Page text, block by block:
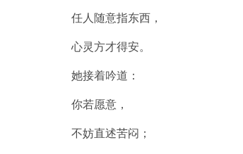
任人随意指东西，
心灵方才得安。
她接着吟道：
你若愿意，
不妨直述苦闷；